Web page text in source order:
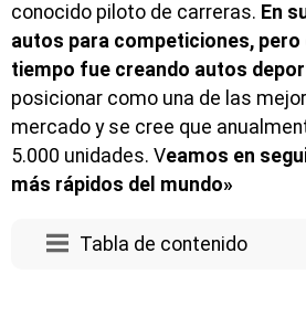
conocido piloto de carreras. En
autos para competiciones, pero
tiempo fue creando autos
posicionar como una de las
mercado y se cree que
5.000 unidades. Veamos en
más rápidos del mundo»
Tabla de contenido